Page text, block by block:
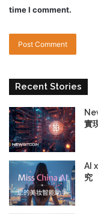
time I comment.
Recent Stories
實
AI
究